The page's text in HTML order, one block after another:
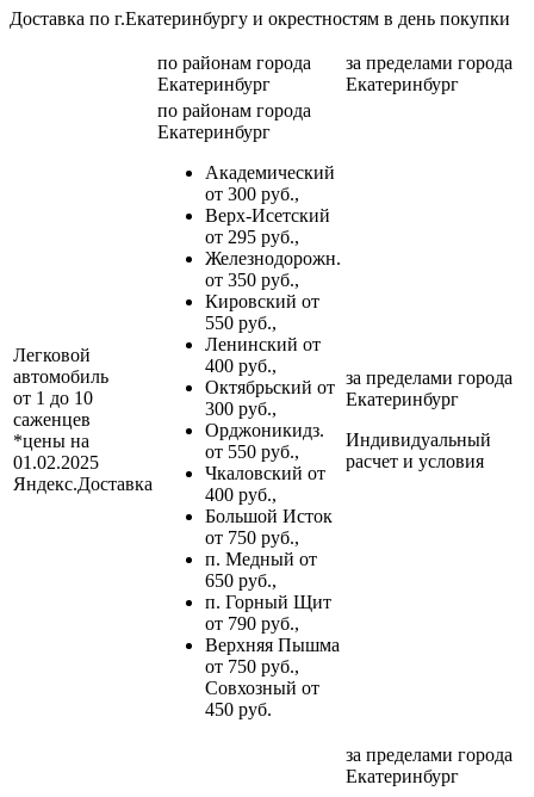
Доставка по г.Екатеринбургу и окрестностям в день покупки
по районам города
Екатеринбург
за пределами города
Екатеринбург
Легковой
автомобиль
от 1 до 10
саженцев
*цены на
01.02.2025
Яндекс.Доставка
по районам города
Екатеринбург
Академический
от 300 руб.,
Верх-Исетский
от 295 руб.,
Железнодорожн.
от 350 руб.,
Кировский от
550 руб.,
Ленинский от
400 руб.,
Октябрьский от
300 руб.,
Орджоникидз.
от 550 руб.,
Чкаловский от
400 руб.,
Большой Исток
от 750 руб.,
п. Медный от
650 руб.,
п. Горный Щит
от 790 руб.,
Верхняя Пышма
от 750 руб.,
Совхозный от
450 руб.
за пределами города
Екатеринбург
Индивидуальный
расчет и условия
за пределами города
Екатеринбург